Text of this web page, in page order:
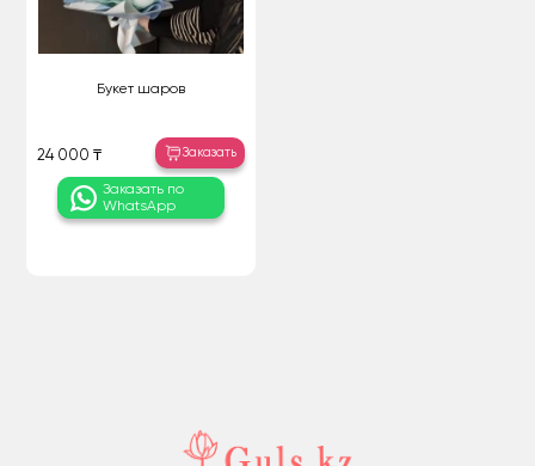
Букет шаров
24 000 ₸ Заказать
Заказать по
WhatsApp